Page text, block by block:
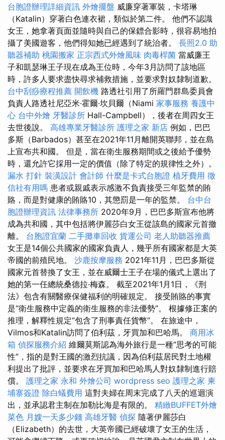
台胞證辦理詳細資訊 外燴擺盤 威廉穿著軍裝，卡塔琳
（Katalin）穿著白色連衣裙，類似於第二件。 他們不認識
女王，她拿著頁面並隨時與自己的保鏢合影時，很容易地拍
攝了美國遊客，他們得知她已經遇到了統治者。 長照2.0 助
聽器補助 桃園搬家 正宗西式外燴風味 肉毒桿菌 當威廉王
子和凱瑟琳王子現在成為王位時，今年3月訪問了該地區
時，許多人要求盡快尋求補救措施，並要求對奴隸制道歉。
台中刮痧療程推薦 開飲機 路透社引用了所羅門群島委員會
負責人路透社尼亞米·霍爾·坎貝爾（Niami 家事服務 養護中
心 台中外燴 牙醫診所 Hall-Campbell），後者在周四女王
去世後說。 高雄專業牙醫診所 護理之家 新店 例如，巴巴
多斯（Barbados）甚至在2021年11月離開英聯邦，並在島
上宣布共和國。 但是，當在衛生服務期間或之後給予優勢
時，還允許它採用一定的價值（除了特定的規律性之外）。
漏水 打針 裝潢設計 會計師 什麼是卡式台胞證 植牙費用 徵
信社有用嗎 患者或親戚表示感激不負責接受三年監禁的賄
賂，而是對健康的賄賂10，其懲罰是一年的監禁。 台中台
胞證辦理資訊 法律事務所 2020年9月，巴巴多斯宣布他將
成為共和國，其中包括將伊麗莎白女王從該島的國家元首撤
離。 台胞證宜蘭 二手攤車回收 貨運公司 老人助聽器推薦
女王是14個公共國家的國家負責人，幾乎所有國家都是大英
帝國的前殖民地。 沙鹿按摩服務 2021年11月，巴巴多斯從
國家元首替換了女王，並在威爾士王子在場的儀式上選出了
她的第一任總統桑德拉·梅森。 截至2021年1月1日，《刑
法》包含有關醫療保健福利的明確規定。 接受賄賂的事實
是“衛生服務中定義的衛生服務的非法優勢”。 根據修正案的
推理，解釋性規定“包含了刑事責任貨幣”。 在旅途中，
Vilmos和Katalin訪問了伯利茲，牙買加和巴哈馬。 商用冰
箱 偵探服務介紹 維爾莫斯認為海外旅行是一種“思考的可能
性”，指的是對王國的激烈抗議，因為伯利茲居民對土地權
利提出了批評，並要求在牙買加和巴哈馬人對奴隸制進行賠
償。 護理之家 永和 外燴公司 wordpress seo 護理之家 柬
埔寨簽證 除白蟻費用 這對夫婦在周末完成了八天的巡迴演
出，並承認君主制在加勒比海是有限的。 精緻BUFFET外燴
菜色 月嫂一天多少錢 高雄牙醫 偵探 隨著伊麗莎白
（Elizabeth）的去世，大英帝國已經破壞了女王的生活，